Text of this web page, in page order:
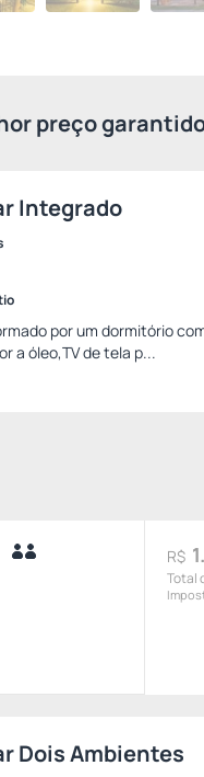
preço
Integrado
por um dormitório
a óleo,TV de tela p...
R$
Total
Dois Ambientes